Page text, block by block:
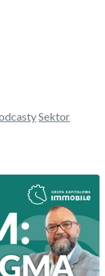
Sektor